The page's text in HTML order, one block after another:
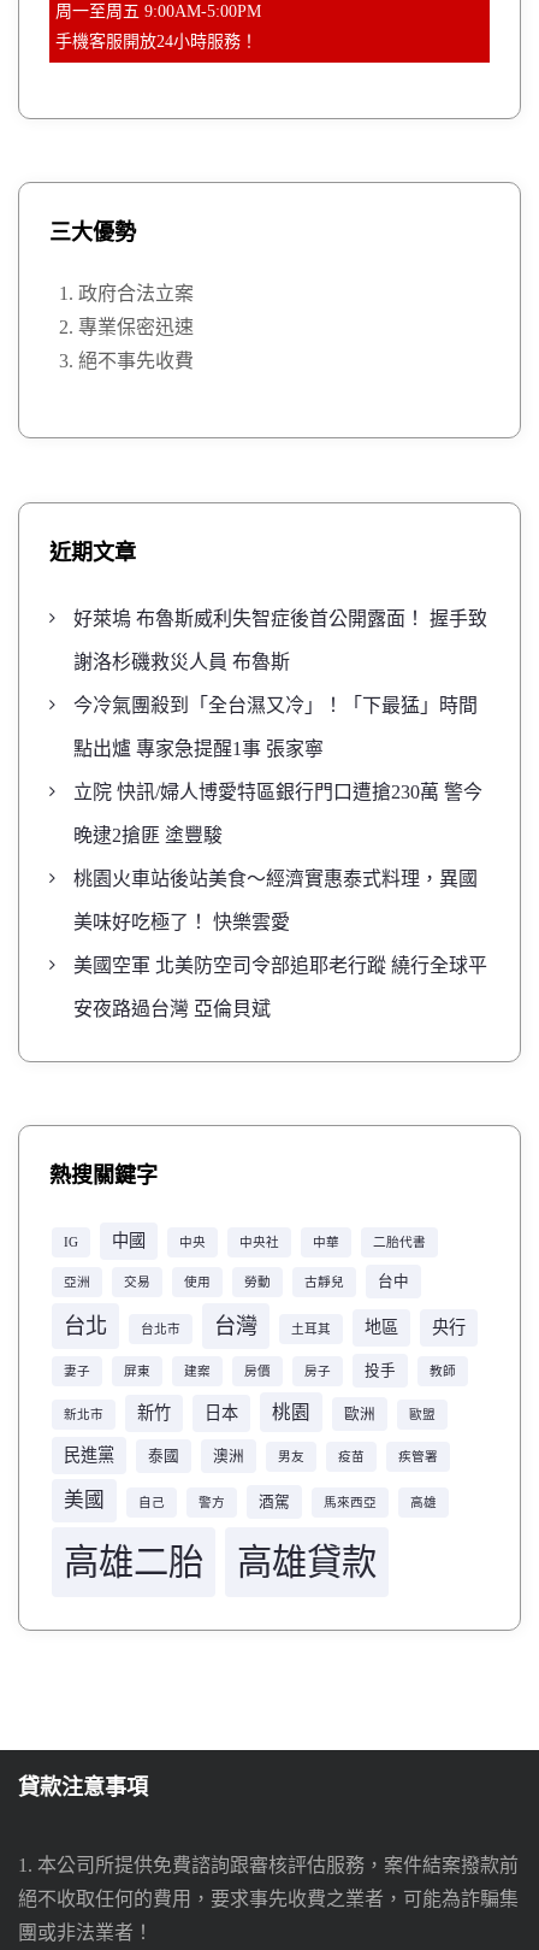
周一至周五 9:00AM-5:00PM
手機客服開放24小時服務！
三大優勢
政府合法立案
專業保密迅速
絕不事先收費
近期文章
好萊塢 布魯斯威利失智症後首公開露面！ 握手致
謝洛杉磯救災人員 布魯斯
今冷氣團殺到「全台濕又冷」！「下最猛」時間
點出爐 專家急提醒1事 張家寧
立院 快訊/婦人博愛特區銀行門口遭搶230萬 警今
晚逮2搶匪 塗豐駿
桃園火車站後站美食～經濟實惠泰式料理，異國
美味好吃極了！ 快樂雲愛
美國空軍 北美防空司令部追耶老行蹤 繞行全球平
安夜路過台灣 亞倫貝斌
熱搜關鍵字
IG 中國 中央 中央社 中華 二胎代書
亞洲 交易 使用 勞動 古靜兒 台中
台北 台北市 台灣 土耳其 地區 央行
妻子 屏東 建案 房價 房子 投手 教師
新北市 新竹 日本 桃園 歐洲 歐盟
民進黨 泰國 澳洲 男友 疫苗 疾管署
美國 自己 警方 酒駕 馬來西亞 高雄
高雄二胎 高雄貸款
貸款注意事項
1. 本公司所提供免費諮詢跟審核評估服務，案件結案撥款前
絕不收取任何的費用，要求事先收費之業者，可能為詐騙集
團或非法業者！